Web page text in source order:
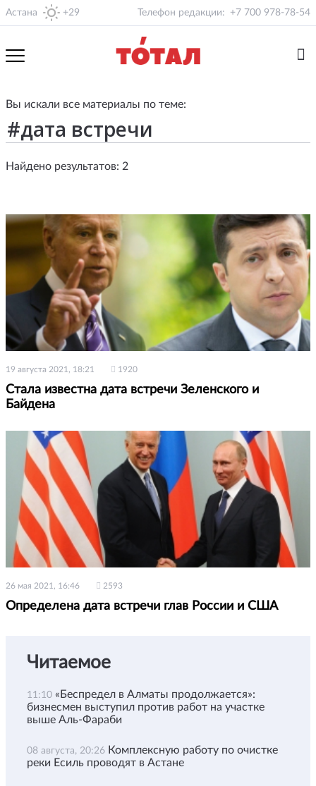
Астана +29 Телефон редакции: +7 700 978-78-54
Вы искали все материалы по теме:
Найдено результатов: 2
19 августа 2021, 18:21 1920
Стала известна дата встречи Зеленского и
Байдена
26 мая 2021, 16:46 2593
Определена дата встречи глав России и США
Читаемое
11:10 «Беспредел в Алматы продолжается»:
бизнесмен выступил против работ на участке
выше Аль-Фараби
08 августа, 20:26 Комплексную работу по очистке
реки Есиль проводят в Астане